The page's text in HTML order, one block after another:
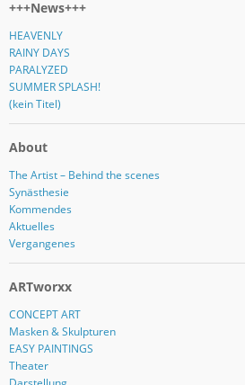
+++News+++
HEAVENLY
RAINY DAYS
PARALYZED
SUMMER SPLASH!
(kein Titel)
About
The Artist – Behind the scenes
Synästhesie
Kommendes
Aktuelles
Vergangenes
ARTworxx
CONCEPT ART
Masken & Skulpturen
EASY PAINTINGS
Theater